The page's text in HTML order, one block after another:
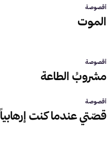
أقصوصة
الموت
أقصوصة
مشروبُ الطاعة
أقصوصة
قصّتي عندما كنت إرهابياً